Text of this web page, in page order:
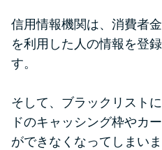
信用情報機関は、消費者
を利用した人の情報を登
す。
そして、ブラックリスト
ドのキャッシング枠やカ
ができなくなってしまいま